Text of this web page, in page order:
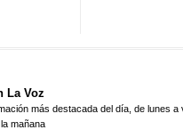
La Voz
más destacada del día, de lunes
mañana